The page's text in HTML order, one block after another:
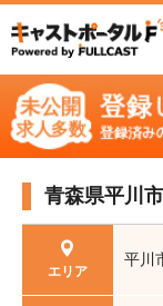
青森県平川
エリア
平川